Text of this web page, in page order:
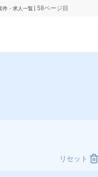
件・求人一覧 | 58ページ目
リセット